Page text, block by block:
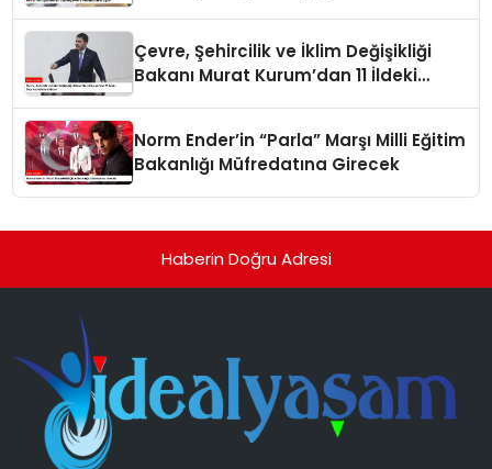
Çevre, Şehircilik ve İklim Değişikliği
Bakanı Murat Kurum’dan 11 İldeki
Norm Ender’in “Parla” Marşı Milli Eğitim
Bakanlığı Müfredatına Girecek
Haberin Doğru Adresi